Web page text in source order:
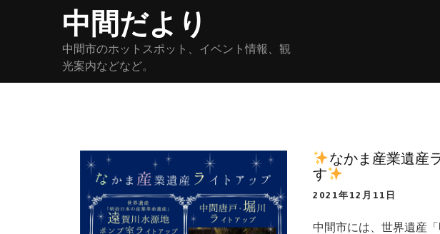
中間だより
中間市のホットスポット、イベント情報、観
光案内などなど。
なかま産業遺産
す
2021年12月11日
中間市には、世界遺産